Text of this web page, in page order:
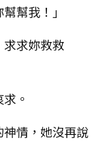
幫我！」
求妳救救
。
情，她沒再說